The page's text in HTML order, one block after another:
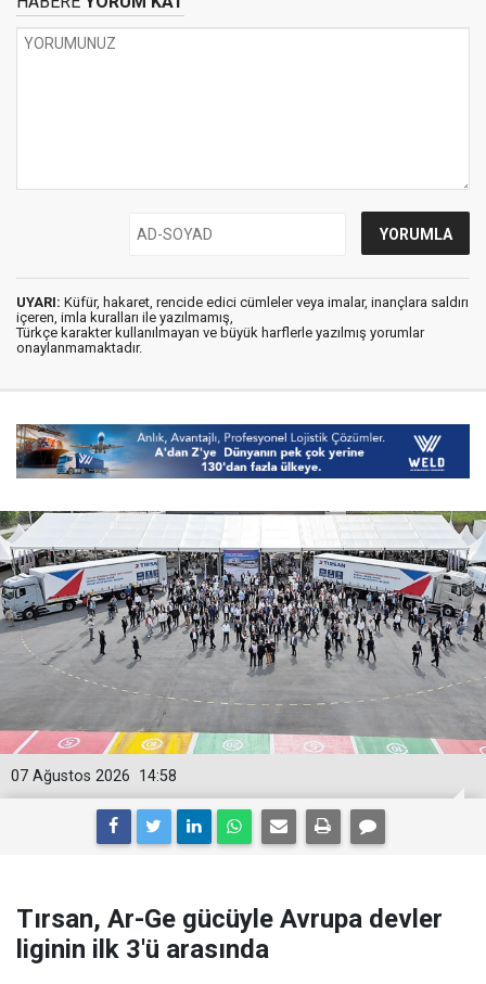
UYARI: Küfür, hakaret, rencide edici cümleler veya imalar, inançlara saldırı
içeren, imla kuralları ile yazılmamış,
Türkçe karakter kullanılmayan ve büyük harflerle yazılmış yorumlar
onaylanmamaktadır.
14:58
07 Ağustos 2026
Tırsan, Ar-Ge gücüyle Avrupa devler
liginin ilk 3'ü arasında